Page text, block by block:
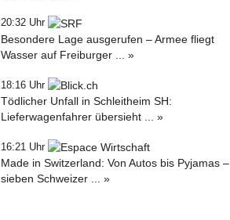
20:32 Uhr
Besondere Lage ausgerufen – Armee fliegt
Wasser auf Freiburger ... »
18:16 Uhr
Tödlicher Unfall in Schleitheim SH:
Lieferwagenfahrer übersieht ... »
16:21 Uhr
Made in Switzerland: Von Autos bis Pyjamas –
sieben Schweizer ... »